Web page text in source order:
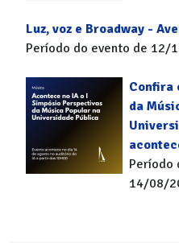
Luz, voz e Broadway -
Período do evento de 12/
Confira
da
Período
14/08/